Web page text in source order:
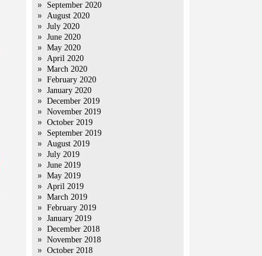
September 2020
August 2020
July 2020
June 2020
May 2020
April 2020
March 2020
February 2020
January 2020
December 2019
November 2019
October 2019
September 2019
August 2019
July 2019
June 2019
May 2019
April 2019
March 2019
February 2019
January 2019
December 2018
November 2018
October 2018